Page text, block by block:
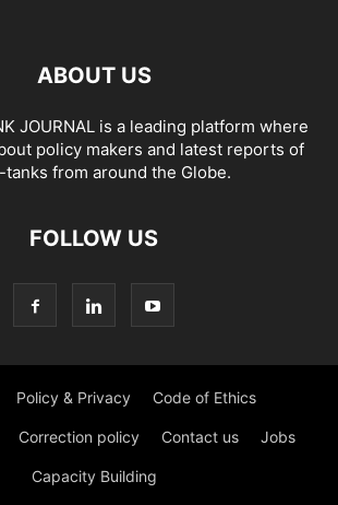
ABOUT US
JOURNAL is a leading platform where
policy makers and latest reports of
tanks from around the Globe.
FOLLOW US
Policy & Privacy Code of Ethics
Correction policy Contact us Jobs
Capacity Building